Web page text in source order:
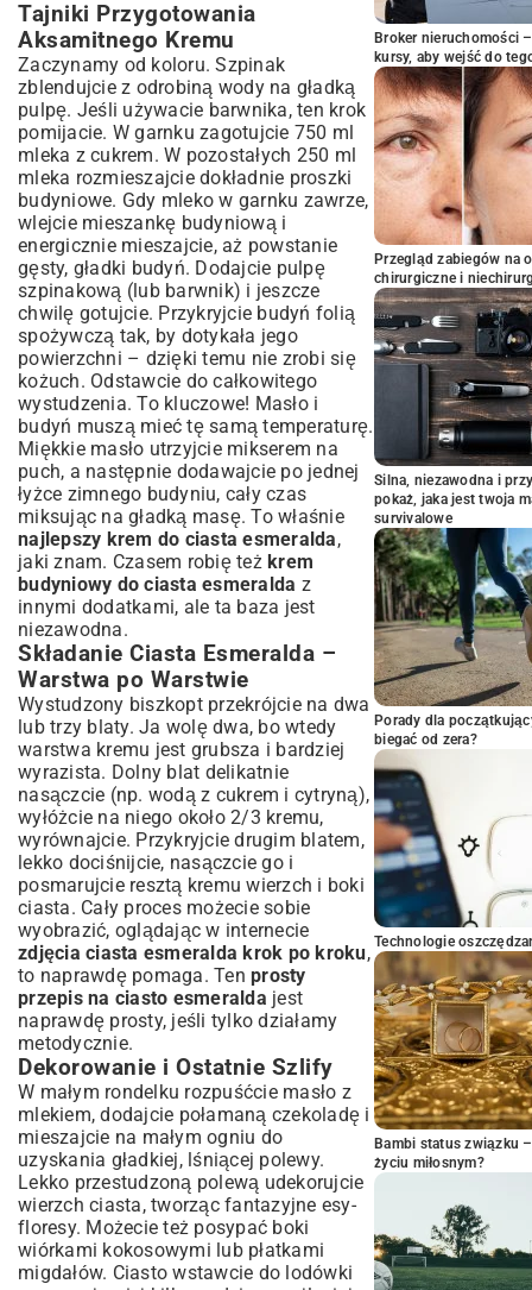
Tajniki Przygotowania
Aksamitnego Kremu
Zaczynamy od koloru. Szpinak
zblendujcie z odrobiną wody na gładką
pulpę. Jeśli używacie barwnika, ten krok
pomijacie. W garnku zagotujcie 750 ml
mleka z cukrem. W pozostałych 250 ml
mleka rozmieszajcie dokładnie proszki
budyniowe. Gdy mleko w garnku zawrze,
wlejcie mieszankę budyniową i
energicznie mieszajcie, aż powstanie
gęsty, gładki budyń. Dodajcie pulpę
szpinakową (lub barwnik) i jeszcze
chwilę gotujcie. Przykryjcie budyń folią
spożywczą tak, by dotykała jego
powierzchni – dzięki temu nie zrobi się
kożuch. Odstawcie do całkowitego
wystudzenia. To kluczowe! Masło i
budyń muszą mieć tę samą temperaturę.
Miękkie masło utrzyjcie mikserem na
puch, a następnie dodawajcie po jednej
łyżce zimnego budyniu, cały czas
miksując na gładką masę. To właśnie
najlepszy krem do ciasta esmeralda,
jaki znam. Czasem robię też krem
budyniowy do ciasta esmeralda z
innymi dodatkami, ale ta baza jest
niezawodna.
Składanie Ciasta Esmeralda –
Warstwa po Warstwie
Wystudzony biszkopt przekrójcie na dwa
lub trzy blaty. Ja wolę dwa, bo wtedy
warstwa kremu jest grubsza i bardziej
wyrazista. Dolny blat delikatnie
nasączcie (np. wodą z cukrem i cytryną),
wyłóżcie na niego około 2/3 kremu,
wyrównajcie. Przykryjcie drugim blatem,
lekko dociśnijcie, nasączcie go i
posmarujcie resztą kremu wierzch i boki
ciasta. Cały proces możecie sobie
wyobrazić, oglądając w internecie
zdjęcia ciasta esmeralda krok po kroku,
to naprawdę pomaga. Ten prosty
przepis na ciasto esmeralda jest
naprawdę prosty, jeśli tylko działamy
metodycznie.
Dekorowanie i Ostatnie Szlify
W małym rondelku rozpuśćcie masło z
mlekiem, dodajcie połamaną czekoladę i
mieszajcie na małym ogniu do
uzyskania gładkiej, lśniącej polewy.
Lekko przestudzoną polewą udekorujcie
wierzch ciasta, tworząc fantazyjne esy-
floresy. Możecie też posypać boki
wiórkami kokosowymi lub płatkami
migdałów. Ciasto wstawcie do lodówki
Broker nieruchomości
kursy, aby wejść do
Przegląd zabiegów na
chirurgiczne i
Silna, niezawodna i
pokaż, jaka jest twoja
survivalowe
Porady dla
biegać od zera?
Technologie
Bambi status związku
życiu miłosnym?